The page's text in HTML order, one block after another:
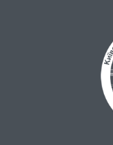
речовин у
сезонному
статистики
зростання
Виконано
іонів,